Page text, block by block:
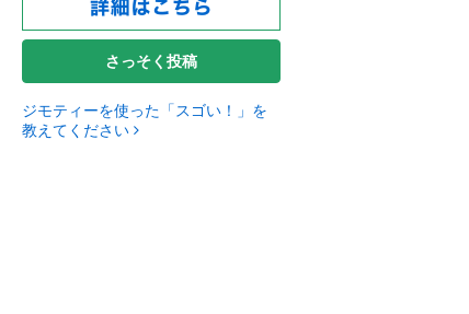
さっそく投稿
ジモティーを使った「スゴい！」を
教えてください